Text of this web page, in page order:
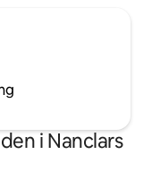
i Nanclars